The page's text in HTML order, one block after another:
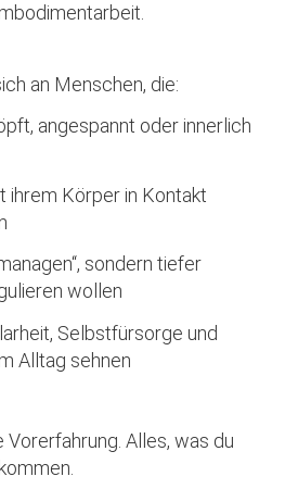
an Menschen, die:
angespannt oder innerlich
ihrem Körper in Kontakt
sondern tiefer
wollen
Selbstfürsorge und
Alltag sehnen
Vorerfahrung. Alles, was du